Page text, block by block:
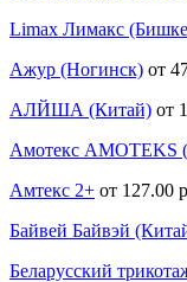
Limax Лимакс
Ажур (Ногинск) от
АЛЙША (Китай) от
Амотекс AMOTEKS
Амтекс 2+ от 127.00
Байвей Байвэй
Беларусский